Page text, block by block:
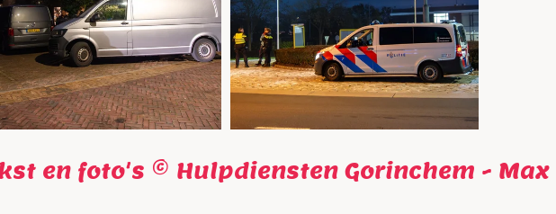
en foto's © Hulpdiensten Gorinchem - Max